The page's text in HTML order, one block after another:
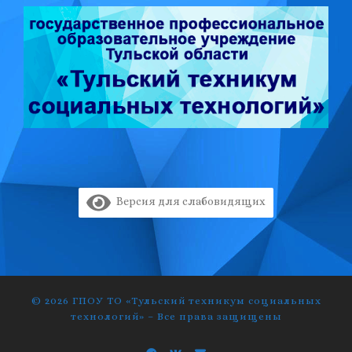
Версия для слабовидящих
© 2026 ГПОУ ТО «Тульский техникум социальных
технологий» – Все права защищены